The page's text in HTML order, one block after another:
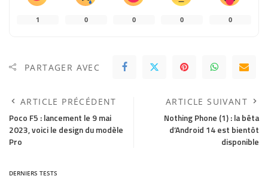
1 0 0 0 0
PARTAGER AVEC
ARTICLE PRÉCÉDENT
Poco F5 : lancement le 9 mai
2023, voici le design du modèle
Pro
ARTICLE SUIVANT
Nothing Phone (1) : la bêta
d’Android 14 est bientôt
disponible
DERNIERS TESTS